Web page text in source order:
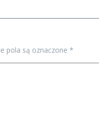
pola są oznaczone *